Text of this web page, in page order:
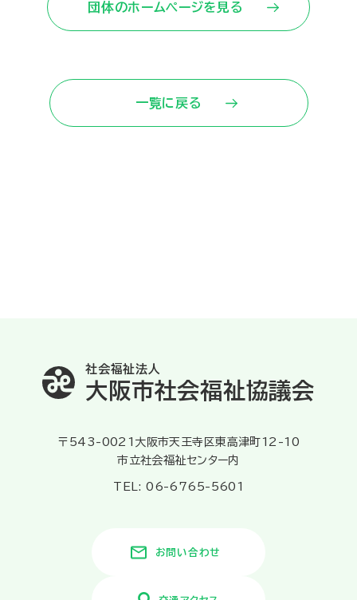
団体のホームページを見る
一覧に戻る
社会福祉法人
大阪市社会福祉協議会
〒543-0021大阪市天王寺区東高津町12-10
市立社会福祉センター内
TEL: 06-6765-5601
お問い合わせ